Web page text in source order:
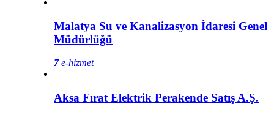
Malatya Su ve Kanalizasyon İdaresi Genel
Müdürlüğü
7e-hizmet
Aksa Fırat Elektrik Perakende Satış A.Ş.